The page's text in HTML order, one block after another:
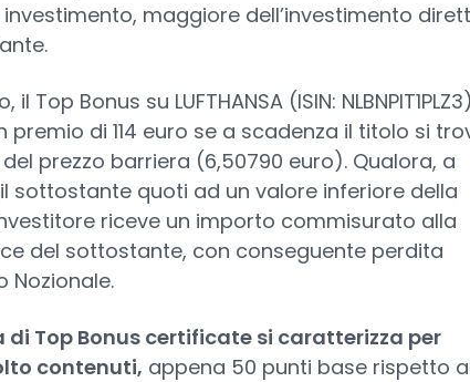
maggiore dell’investimento
Top Bonus su LUFTHANSA (ISIN: NLBNPIT1PLZ3)
premio di 114 euro se a scadenza il titolo si
prezzo barriera (6,50790 euro). Qualora, a
sottostante quoti ad un valore inferiore della
riceve un importo commisurato alla
del sottostante, con conseguente perdita
Nozionale.
di Top Bonus certificate si caratterizza per
contenuti, appena 50 punti base rispetto